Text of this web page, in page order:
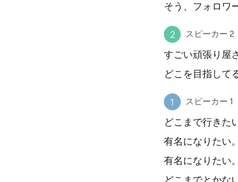
そう、フォロワ
スピーカー 2
すごい頑張り屋
どこを目指して
スピーカー 1
どこまで行きた
有名になりたい。
有名になりたい。